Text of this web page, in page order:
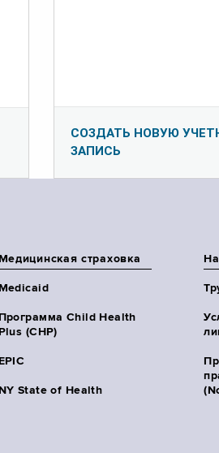
СОЗДАТЬ НОВУЮ
ЗАПИСЬ
Медицинская страховка
Medicaid
Программа Child Health
Plus (CHP)
EPIC
NY State of Health